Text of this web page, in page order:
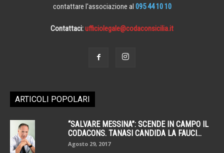
contattare l'associazione al 095 44 10 10
Contattaci:ufficiolegale@codaconsicilia.it
ARTICOLI POPOLARI
“SALVARE MESSINA”: SCENDE IN CAMPO IL
CODACONS. TANASI CANDIDA LA FAUCI...
Agosto 29, 2017